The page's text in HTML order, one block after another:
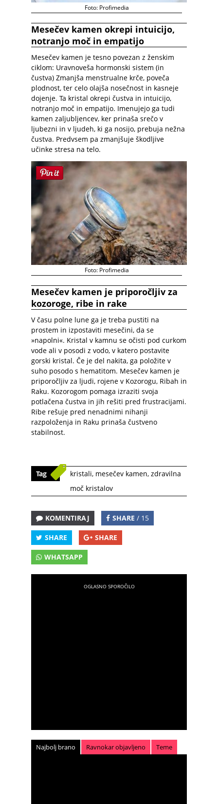
Foto: Profimedia
Mesečev kamen okrepi intuicijo,
notranjo moč in empatijo
Mesečev kamen je tesno povezan z ženskim
ciklom: Uravnoveša hormonski sistem (in
čustva) Zmanjša menstrualne krče, poveča
plodnost, ter celo olajša nosečnost in kasneje
dojenje. Ta kristal okrepi čustva in intuicijo,
notranjo moč in empatijo. Imenujejo ga tudi
kamen zaljubljencev, ker prinaša srečo v
ljubezni in v ljudeh, ki ga nosijo, prebuja nežna
čustva. Predvsem pa zmanjšuje škodljive
učinke stresa na telo.
Foto: Profimedia
Mesečev kamen je priporočljiv za
kozoroge, ribe in rake
V času polne lune ga je treba pustiti na
prostem in izpostaviti mesečini, da se
»napolni«. Kristal v kamnu se očisti pod curkom
vode ali v posodi z vodo, v katero postavite
gorski kristal. Če je del nakita, ga položite v
suho posodo s hematitom. Mesečev kamen je
priporočljiv za ljudi, rojene v Kozorogu, Ribah in
Raku. Kozorogom pomaga izraziti svoja
potlačena čustva in jih rešiti pred frustracijami.
Ribe rešuje pred nenadnimi nihanji
razpoloženja in Raku prinaša čustveno
stabilnost.
Tag kristali, mesečev kamen, zdravilna
moč kristalov
KOMENTIRAJ SHARE / 15
SHARE SHARE
WHATSAPP
Najbolj brano Ravnokar objavljeno Teme